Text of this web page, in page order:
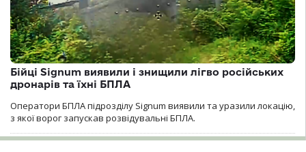
Бійці Signum виявили і знищили лігво російських
дронарів та їхні БПЛА
Оператори БПЛА підрозділу Signum виявили та уразили локацію,
з якої ворог запускав розвідувальні БПЛА.